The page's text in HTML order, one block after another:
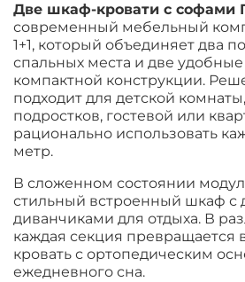
Две шкаф-кровати с софами
современный мебельный
1+1, который объединяет два
спальных места и две
компактной конструкции.
подходит для детской
подростков, гостевой или
рационально использовать
метр.
В сложенном состоянии
стильный встроенный шкаф с
диванчиками для отдыха. В
каждая секция превращается
кровать с ортопедическим
ежедневного сна.